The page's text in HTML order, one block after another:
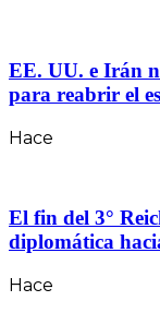
EE. UU. e Irán
para reabrir el
Hace
El fin del 3°
diplomática
Hace